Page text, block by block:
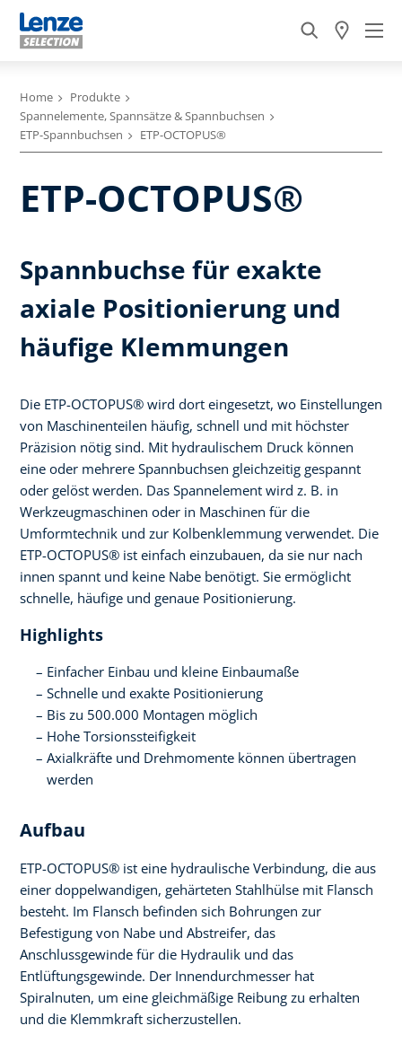
Home
Produkte
Spannelemente, Spannsätze & Spannbuchsen
ETP-Spannbuchsen
ETP-OCTOPUS®
ETP-OCTOPUS®
Spannbuchse für exakte
axiale Positionierung und
häufige Klemmungen
Die ETP-OCTOPUS® wird dort eingesetzt, wo Einstellungen
von Maschinenteilen häufig, schnell und mit höchster
Präzision nötig sind. Mit hydraulischem Druck können
eine oder mehrere Spannbuchsen gleichzeitig gespannt
oder gelöst werden. Das Spannelement wird z. B. in
Werkzeugmaschinen oder in Maschinen für die
Umformtechnik und zur Kolbenklemmung verwendet. Die
ETP-OCTOPUS® ist einfach einzubauen, da sie nur nach
innen spannt und keine Nabe benötigt. Sie ermöglicht
schnelle, häufige und genaue Positionierung.
Highlights
Einfacher Einbau und kleine Einbaumaße
Schnelle und exakte Positionierung
Bis zu 500.000 Montagen möglich
Hohe Torsionssteifigkeit
Axialkräfte und Drehmomente können übertragen
werden
Aufbau
ETP-OCTOPUS® ist eine hydraulische Verbindung, die aus
einer doppelwandigen, gehärteten Stahlhülse mit Flansch
besteht. Im Flansch befinden sich Bohrungen zur
Befestigung von Nabe und Abstreifer, das
Anschlussgewinde für die Hydraulik und das
Entlüftungsgewinde. Der Innendurchmesser hat
Spiralnuten, um eine gleichmäßige Reibung zu erhalten
und die Klemmkraft sicherzustellen.